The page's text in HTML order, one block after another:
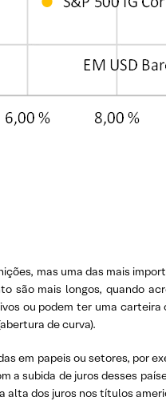
mas uma das mais
são mais longos, quando
ou podem ter uma carteira
de curva).
em papeis ou setores, por
a subida de juros desses
alta dos juros nos títulos